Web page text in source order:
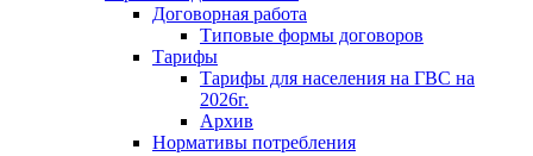
Договорная работа
Типовые формы договоров
Тарифы
Тарифы для населения на ГВС на
2026г.
Архив
Нормативы потребления